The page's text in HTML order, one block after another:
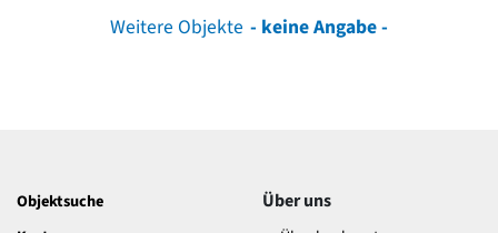
Weitere Objekte - keine Angabe -
Objektsuche
Über uns